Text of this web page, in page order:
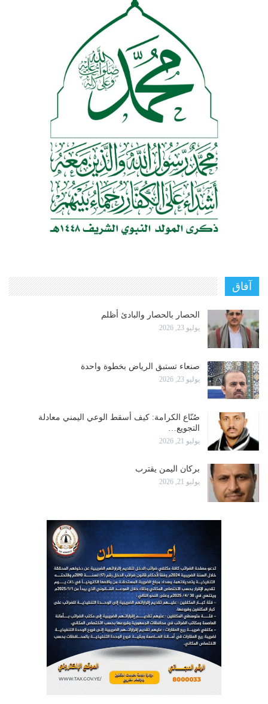
آفاق
الحصار بالحصار والبادئ أظلم
يوليو 23, 2026
صنعاء تستبق الرياض بخطوة واحدة
يوليو 23, 2026
صُنّاع الكرامة: كيف أسقط الوعي اليمني معادلة
التجويع…
يوليو 21, 2026
بركان اليمن يقترب
يوليو 21, 2026